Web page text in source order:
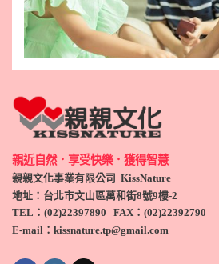
親近自然．享受快樂．獲得智慧
親親文化事業有限公司 KissNature
地址：台北市文山區萬和街8號9樓-2
TEL ：(02)22397890 FAX：(02)22392790
E-mail：kissnature.tp@gmail.com